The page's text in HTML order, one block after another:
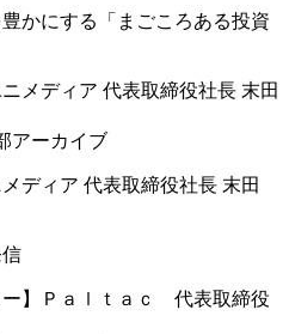
かにする「まごころある投資
アーカイブ
ディア 代表取締役社長 末田